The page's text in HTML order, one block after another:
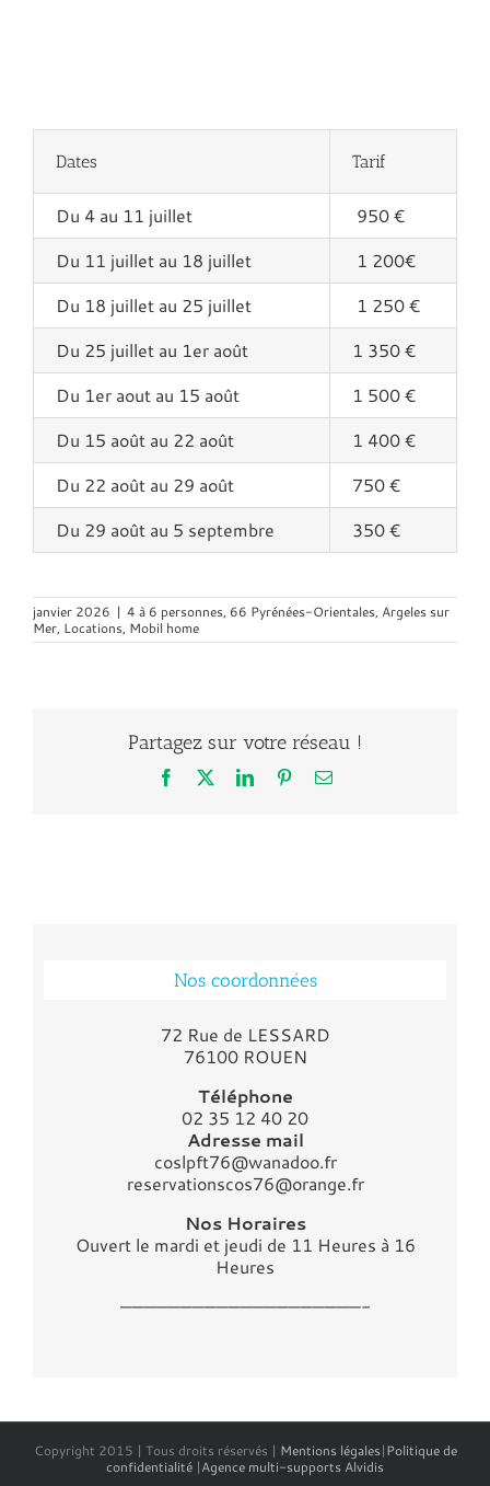
Dates Tarif
Du 4 au 11 juillet
950 €
Du 11 juillet au 18 juillet
1 200€
Du 18 juillet au 25 juillet
1 250 €
Du 25 juillet au 1er août
1 350 €
Du 1er aout au 15 août
1 500 €
Du 15 août au 22 août
1 400 €
Du 22 août au 29 août
750 €
Du 29 août au 5 septembre
350 €
janvier 2026 | 4 à 6 personnes, 66 Pyrénées-Orientales, Argeles sur
Mer, Locations, Mobil home
Partagez sur votre réseau !
Facebook LinkedInPinterestEmail
Nos coordonnées
72 Rue de LESSARD
76100 ROUEN
Téléphone
02 35 12 40 20
Adresse mail
coslpft76@wanadoo.fr
reservationscos76@orange.fr
Nos Horaires
Ouvert le mardi et jeudi de 11 Heures à 16
Heures
————————————————————-
Copyright 2015 | Tous droits réservés | Mentions légales|Politique de
confidentialité |Agence multi-supports Alvidis